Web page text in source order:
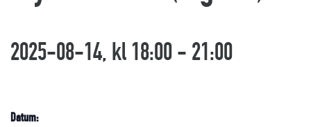
2025-08-14, kl 18:00- 21:00
Datum: